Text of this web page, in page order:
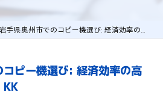
岩手県奥州市でのコピー機選び: 経済効率の高い選択肢とは？ KK
ピー機選び: 経済効率の高